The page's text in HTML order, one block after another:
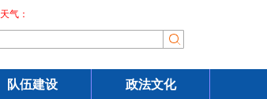
气：
队伍建设 政法文化